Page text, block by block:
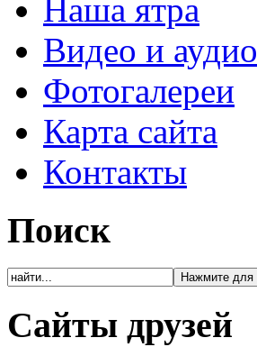
Наша ятра
Видео и аудио
Фотогалереи
Карта сайта
Контакты
Поиск
Сайты друзей